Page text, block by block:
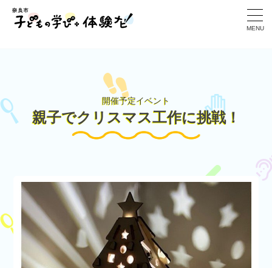
MENU
開催予定イベント
親子でクリスマス工作に挑戦！